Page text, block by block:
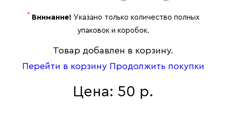
* Внимание! Указано только количество полных
упаковок и коробок.
Товар добавлен в корзину.
Перейти в корзину Продолжить покупки
Цена: 50 р.